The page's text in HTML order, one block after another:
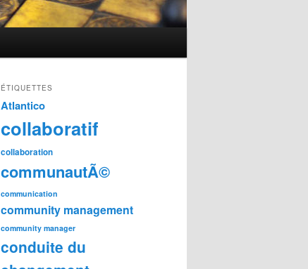
ÉTIQUETTES
Atlantico
collaboratif
collaboration
communautÃ©
communication
community management
community manager
conduite du